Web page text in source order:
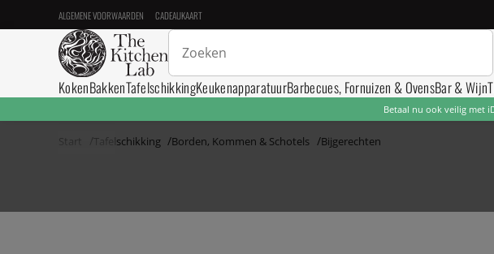
ALGEMENE VOORWAARDEN CADEAUKAART
KokenBakkenTafelschikkingKeukenapparatuurBarbecues, Fornuizen & OvensBar & Wijn
Betaal nu ook veilig met
Start Tafelschikking Borden, Kommen & Schotels Bijgerechten